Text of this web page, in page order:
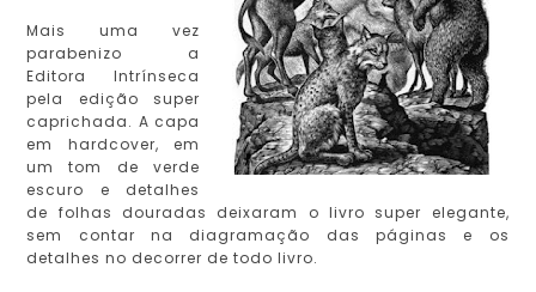
Mais uma vez
parabenizo a
Editora Intrínseca
pela edição super
caprichada. A capa
em hardcover, em
um tom de verde
escuro e detalhes
de folhas douradas deixaram o livro super elegante,
sem contar na diagramação das páginas e os
detalhes no decorrer de todo livro.